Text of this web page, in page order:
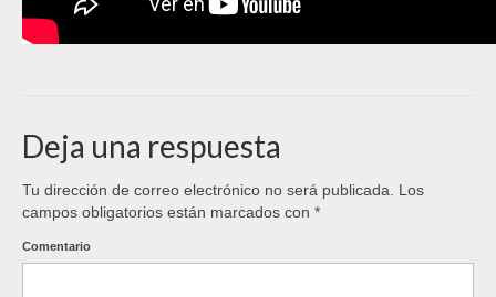
Deja una respuesta
Tu dirección de correo electrónico no será publicada.
Los
campos obligatorios están marcados con *
Comentario